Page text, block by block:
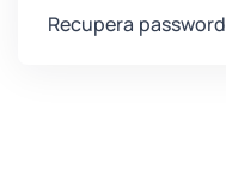
Recupera password